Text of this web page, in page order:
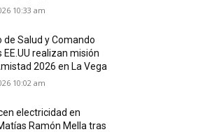
10:33 am
de Salud y Comando
EE.UU realizan misión
2026 en La Vega
10:02 am
electricidad en
Ramón Mella tras